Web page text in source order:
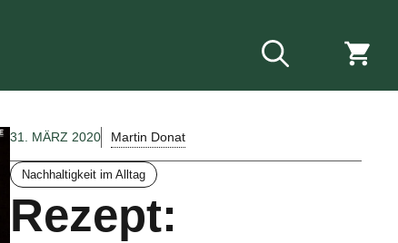
31. MÄRZ 2020 Martin Donat
Nachhaltigkeit im Alltag
Rezept: